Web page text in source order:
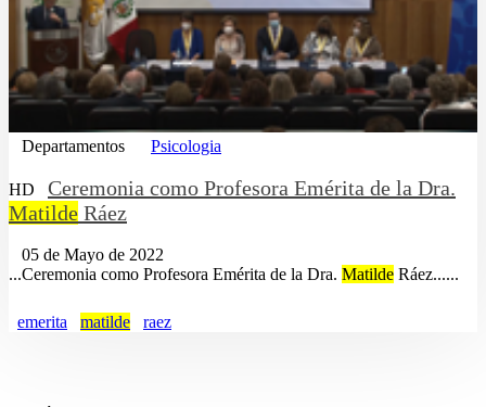
Departamentos Psicologia
HD
Ceremonia como Profesora Emérita de la Dra.
Matilde Ráez
05 de Mayo de 2022
...Ceremonia como Profesora Emérita de la Dra. Matilde Ráez......
emerita matilde raez